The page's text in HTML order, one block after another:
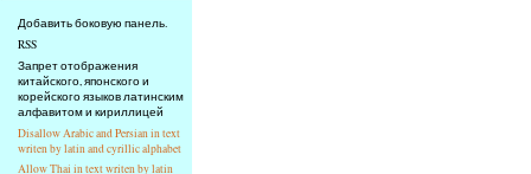
strana
Добавить боковую панель.
RSS
Запрет отображения
китайского, японского и
корейского языков латинским
алфавитом и кириллицей
Disallow Arabic and Persian in text
writen by latin and cyrillic alphabet
Allow Thai in text writen by latin